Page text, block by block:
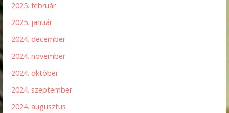
2025. február
2025. január
2024. december
2024. november
2024. október
2024. szeptember
2024. augusztus